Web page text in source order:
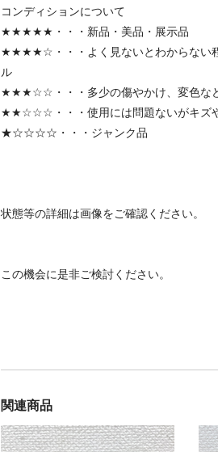
コンディションについて
★★★★★・・・新品・美品・展示品
★★★★☆・・・よく見ないとわからない
ル
★★★☆☆・・・多少の傷やかけ、変色な
★★☆☆☆・・・使用には問題ないがキズ
★☆☆☆☆・・・ジャンク品
状態等の詳細は画像をご確認ください。
この機会に是非ご検討ください。
関連商品